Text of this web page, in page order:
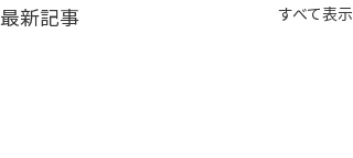
最新記事 すべて表示